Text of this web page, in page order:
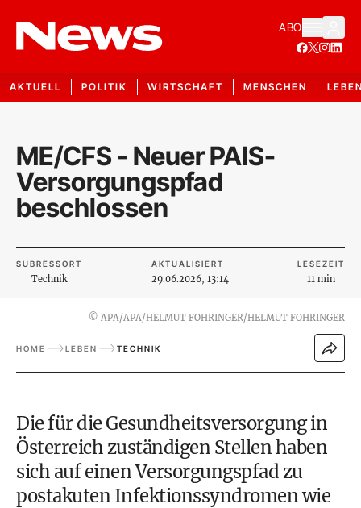
ABO
AKTUELL POLITIK WIRTSCHAFT MENSCHEN
ME/CFS - Neuer PAIS-
Versorgungspfad
beschlossen
SUBRESSORT
Technik
AKTUALISIERT
29.06.2026, 13:14
LESEZEIT
11 min
© APA/APA/HELMUT FOHRINGER/HELMUT FOHRINGER
HOME LEBEN TECHNIK
Die für die Gesundheitsversorgung in
Österreich zuständigen Stellen haben
sich auf einen Versorgungspfad zu
postakuten Infektionssyndromen wie